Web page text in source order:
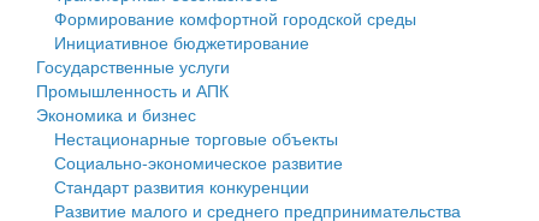
Государственные услуги
Промышленность и АПК
Экономика и бизнес
Символика
Устав
Гостям округа
Туризм
муниципального округа Тверской области
Администрация Кашинского муниципального округа
Тверской области
Управление сельскими территориями
Финансовое управление
Бюджет для граждан
Имущество
Выявление правообладателей ранее учтенных
Формирование комфортной городской среды
Инициативное бюджетирование
Государственные услуги
Промышленность и АПК
Экономика и бизнес
Нестационарные торговые объекты
Социально-экономическое развитие
Стандарт развития конкуренции
Развитие малого и среднего предпринимательства